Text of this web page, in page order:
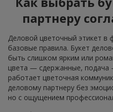
партнеру
Деловой цветочный этикет в
базовые правила. Букет
быть слишком ярким или
цвета — сдержанные, подача
работает цветочная
деловому партнеру без
но с ощущением